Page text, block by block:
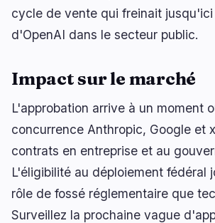
cycle de vente qui freinait
d'OpenAI dans le secteur public.
Impact sur le marché
L'approbation arrive à un moment
concurrence Anthropic, Google et
contrats en entreprise et au
L'éligibilité au déploiement fédéral
rôle de fossé réglementaire que
Surveillez la prochaine vague